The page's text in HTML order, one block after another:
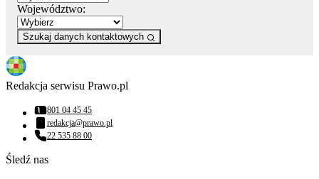
Województwo:
Szukaj danych kontaktowych
Redakcja serwisu Prawo.pl
Numer telefonu:
801 04 45 45
Adres email:
redakcja@prawo.pl
Numer telefonu:
22 535 88 00
Śledź nas